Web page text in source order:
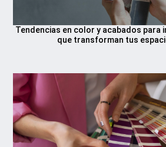
Tendencias en color y acabados para
que transforman tus